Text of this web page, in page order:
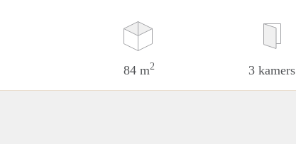
84 m2 3 kamers